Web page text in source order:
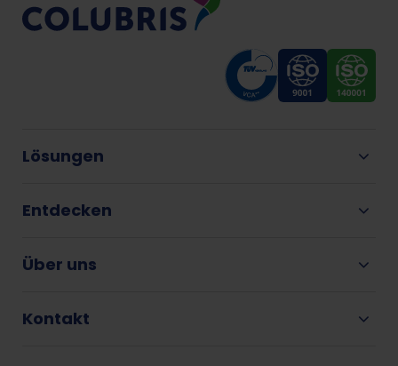
Lösungen
Entdecken
Über uns
Kontakt